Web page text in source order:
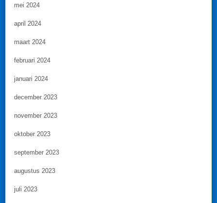
mei 2024
april 2024
maart 2024
februari 2024
januari 2024
december 2023
november 2023
oktober 2023
september 2023
augustus 2023
juli 2023